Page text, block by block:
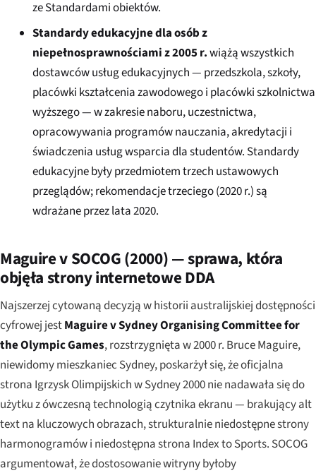
ze Standardami obiektów.
Standardy edukacyjne dla osób z
niepełnosprawnościami z 2005 r.wiążą wszystkich
dostawców usług edukacyjnych — przedszkola, szkoły,
placówki kształcenia zawodowego i placówki szkolnictwa
wyższego — w zakresie naboru, uczestnictwa,
opracowywania programów nauczania, akredytacji i
świadczenia usług wsparcia dla studentów. Standardy
edukacyjne były przedmiotem trzech ustawowych
przeglądów; rekomendacje trzeciego (2020 r.) są
wdrażane przez lata 2020.
Maguire v SOCOG (2000) — sprawa, która
objęła strony internetowe DDA
Najszerzej cytowaną decyzją w historii australijskiej dostępności
cyfrowej jestMaguire v Sydney Organising Committee for
the Olympic Games, rozstrzygnięta w 2000 r. Bruce Maguire,
niewidomy mieszkaniec Sydney, poskarżył się, że oficjalna
strona Igrzysk Olimpijskich w Sydney 2000 nie nadawała się do
użytku z ówczesną technologią czytnika ekranu — brakujący alt
text na kluczowych obrazach, strukturalnie niedostępne strony
harmonogramów i niedostępna strona Index to Sports. SOCOG
argumentował, że dostosowanie witryny byłoby